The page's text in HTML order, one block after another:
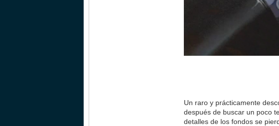
Un raro y prácticamente
después de buscar un poco
detalles de los fondos se